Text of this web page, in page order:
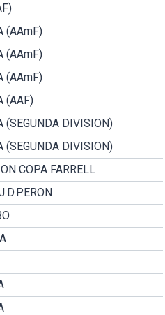
(AAmF)
(AAmF)
(AAmF)
(AAF)
(SEGUNDA DIVISION)
(SEGUNDA DIVISION)
COPA FARRELL